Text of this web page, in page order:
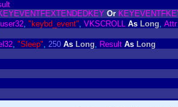
Or
user32, "keybd_event", VKSCROLL As Long, Attr
, "Sleep", 250 As Long, Result As Long